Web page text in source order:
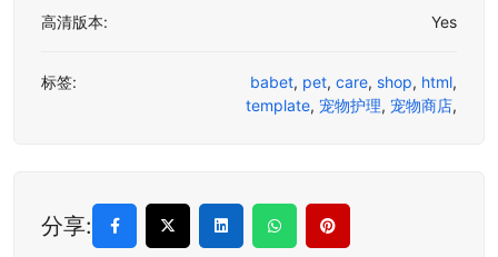
高清版本: Yes
标签: babet, pet, care, shop, html,
template, 宠物护理, 宠物商店,
分享: